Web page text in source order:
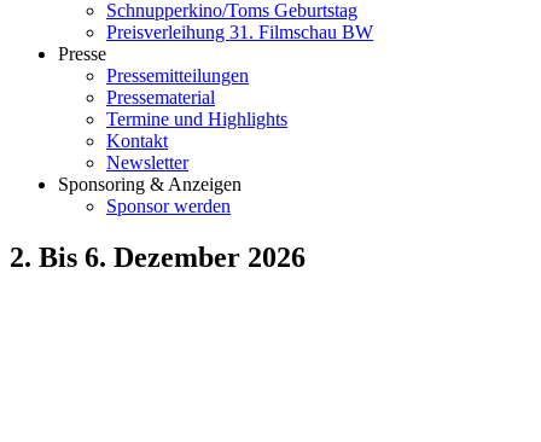
Schnupperkino/Toms Geburtstag
Preisverleihung 31. Filmschau BW
Presse
Pressemitteilungen
Pressematerial
Termine und Highlights
Kontakt
Newsletter
Sponsoring & Anzeigen
Sponsor werden
2. Bis 6. Dezember 2026